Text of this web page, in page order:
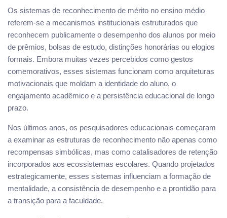
Os sistemas de reconhecimento de mérito no ensino médio
referem-se a mecanismos institucionais estruturados que
reconhecem publicamente o desempenho dos alunos por meio
de prêmios, bolsas de estudo, distinções honorárias ou elogios
formais. Embora muitas vezes percebidos como gestos
comemorativos, esses sistemas funcionam como arquiteturas
motivacionais que moldam a identidade do aluno, o
engajamento acadêmico e a persistência educacional de longo
prazo.
Nos últimos anos, os pesquisadores educacionais começaram
a examinar as estruturas de reconhecimento não apenas como
recompensas simbólicas, mas como catalisadores de retenção
incorporados aos ecossistemas escolares. Quando projetados
estrategicamente, esses sistemas influenciam a formação de
mentalidade, a consistência de desempenho e a prontidão para
a transição para a faculdade.